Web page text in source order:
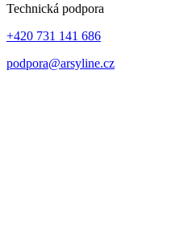
Technická podpora
+420 731 141 686
podpora@arsyline.cz